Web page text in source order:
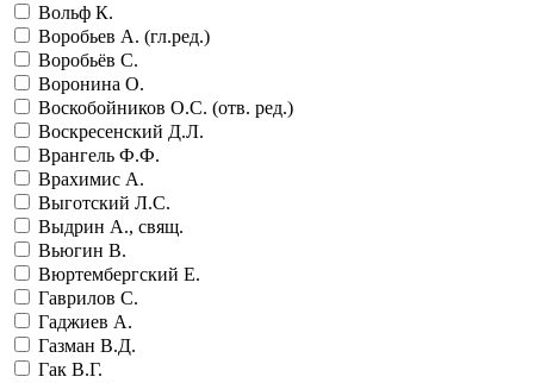
Вольф К.
Воробьев А. (гл.ред.)
Воробьёв С.
Воронина О.
Воскобойников О.С. (отв. ред.)
Воскресенский Д.Л.
Врангель Ф.Ф.
Врахимис А.
Выготский Л.С.
Выдрин А., свящ.
Вьюгин В.
Вюртембергский Е.
Гаврилов С.
Гаджиев А.
Газман В.Д.
Гак В.Г.